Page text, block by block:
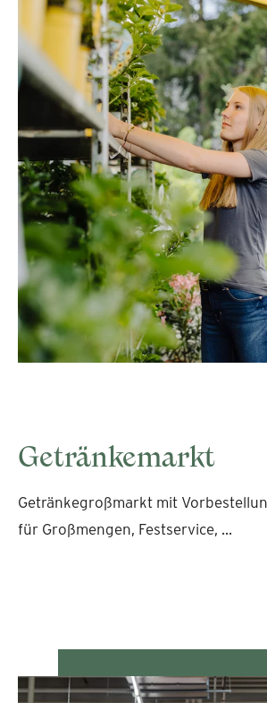
Getränkemarkt
Getränkegroßmarkt mit
für Großmengen, Festservice, ...